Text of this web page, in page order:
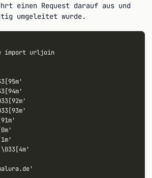
einen Request darauf aus und
umgeleitet wurde.
import urljoin